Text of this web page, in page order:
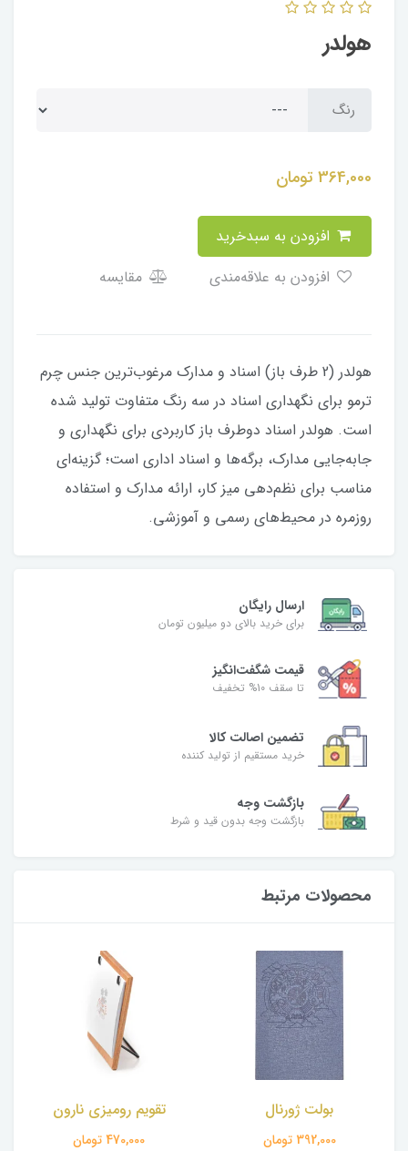
هولدر
رنگ
364,000 تومان
مقایسه
هولدر (2 طرف باز) اسناد و مدارک مرغوب‌ترین جنس چرم
ترمو برای نگهداری اسناد در سه رنگ متفاوت تولید شده
است. هولدر اسناد دوطرف باز کاربردی برای نگهداری و
جابه‌جایی مدارک، برگه‌ها و اسناد اداری است؛ گزینه‌ای
مناسب برای نظم‌دهی میز کار، ارائه مدارک و استفاده
روزمره در محیط‌های رسمی و آموزشی.
ارسال رایگان
برای خرید بالای دو میلیون تومان
قیمت شگفت‌انگیز
تا سقف 10% تخفیف
تضمین اصالت کالا
خرید مستقیم از تولید کننده
بازگشت وجه
بازگشت وجه بدون قید و شرط
محصولات مرتبط
بولت ژورنال
392,000 تومان
تقویم رومیزی نارون
470,000 تومان